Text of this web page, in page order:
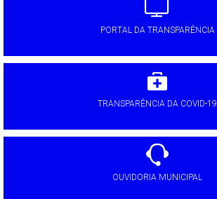
PORTAL DA TRANSPARÊNCIA
TRANSPARÊNCIA DA COVID-19
OUVIDORIA MUNICIPAL